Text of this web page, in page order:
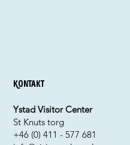
Kontakt
Ystad Visitor Center
St Knuts torg
+46 (0) 411 - 577 681